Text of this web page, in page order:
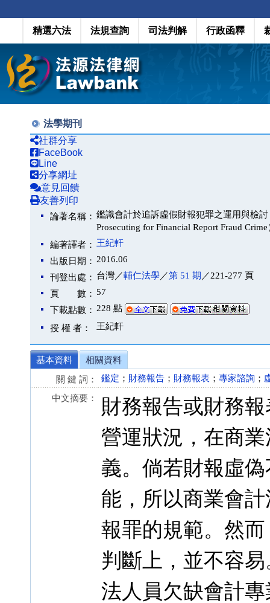
精選六法 法規查詢 司法判解 行政函釋
法學期刊
社群分享
FaceBook
Line
分享網址
意見回饋
友善列印
論著名稱： 鑑識會計於追訴虛假財報犯罪之運用與檢
Prosecuting for Financial Report Fraud Crime
編著譯者： 王紀軒
出版日期： 2016.06
刊登出處： 台灣／輔仁法學／第 51 期 ／221-277 頁
頁 數： 57
下載點數： 228 點
授 權 者： 王紀軒
基本資料
相關資料
關 鍵 詞：
鑑定 ； 財務報告 ； 財務報表 ； 專家諮詢 ；
中文摘要：
財務報告或財務
營運狀況，在商
義。倘若財報虛
能，所以商業會
報罪的規範。然
判斷上，並不容
法人員欠缺會計